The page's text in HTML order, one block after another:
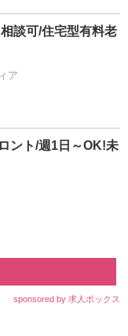
談可/住宅型有料老
ア
ント/週1日～OK!未
sponsored by 求人ボックス